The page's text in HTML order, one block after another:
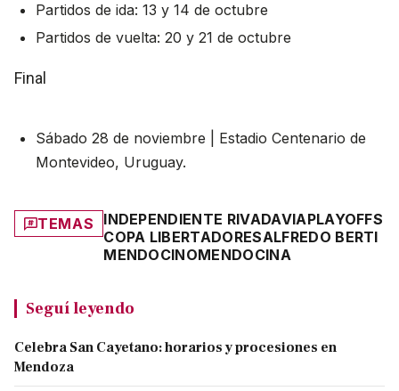
Partidos de ida: 13 y 14 de octubre
Partidos de vuelta: 20 y 21 de octubre
Final
Sábado 28 de noviembre | Estadio Centenario de
Montevideo, Uruguay.
TEMAS INDEPENDIENTE RIVADAVIAPLAYOFFS
COPA LIBERTADORESALFREDO BERTI
MENDOCINOMENDOCINA
Seguí leyendo
Celebra San Cayetano: horarios y procesiones en
Mendoza